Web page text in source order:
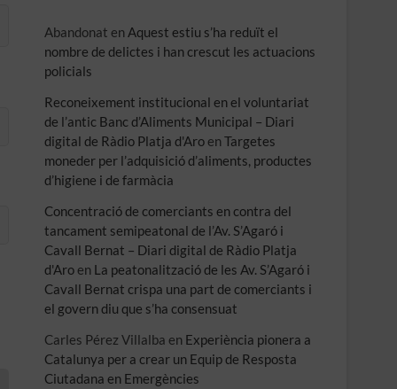
Abandonat en Aquest estiu s’ha reduït el
nombre de delictes i han crescut les actuacions
policials
Reconeixement institucional en el voluntariat
de l’antic Banc d’Aliments Municipal – Diari
digital de Ràdio Platja d'Aro enTargetes
moneder per l’adquisició d’aliments, productes
d’higiene i de farmàcia
Concentració de comerciants en contra del
tancament semipeatonal de l’Av. S’Agaró i
Cavall Bernat – Diari digital de Ràdio Platja
d'Aro en La peatonalització de les Av. S’Agaró i
Cavall Bernat crispa una part de comerciants i
el govern diu que s’ha consensuat
Carles Pérez Villalba en Experiència pionera a
Catalunya per a crear un Equip de Resposta
Ciutadana en Emergències